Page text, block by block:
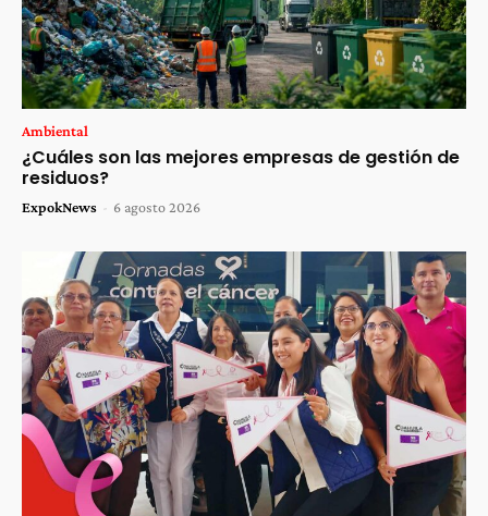
Ambiental
¿Cuáles son las mejores empresas de gestión de
residuos?
ExpokNews - 6 agosto 2026